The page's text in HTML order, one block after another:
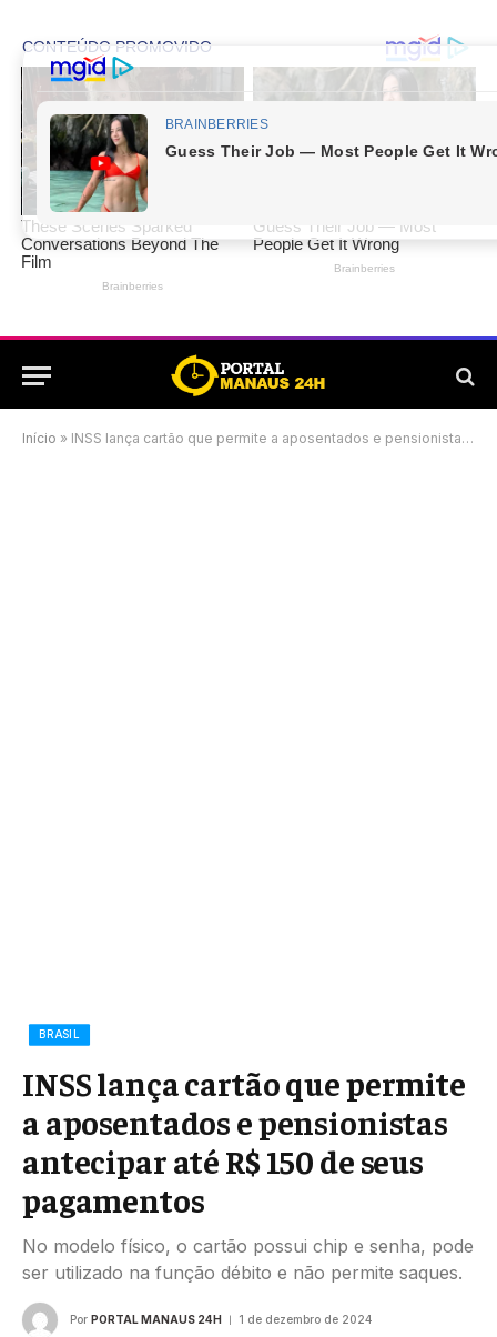
Início » INSS lança cartão que permite a aposentados e pensionistas antecipar até R$ 150 de seus pagamentos
BRASIL
INSS lança cartão que permite
a aposentados e pensionistas
antecipar até R$ 150 de seus
pagamentos
No modelo físico, o cartão possui chip e senha, pode
ser utilizado na função débito e não permite saques.
Por PORTAL MANAUS 24H 1 de dezembro de 2024